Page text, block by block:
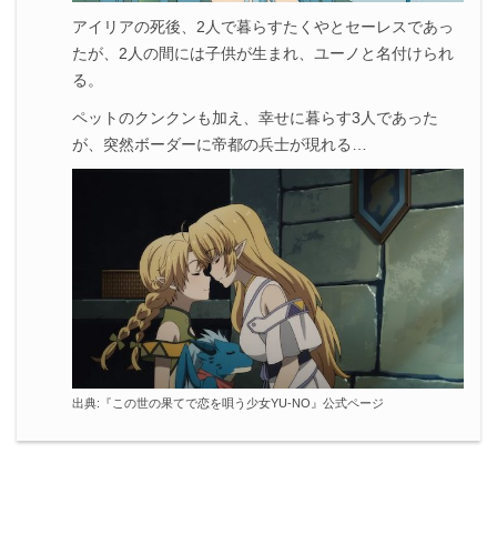
アイリアの死後、2人で暮らすたくやとセーレスであっ
たが、2人の間には子供が生まれ、ユーノと名付けられ
る。
ペットのクンクンも加え、幸せに暮らす3人であった
が、突然ボーダーに帝都の兵士が現れる…
出典: 『この世の果てで恋を唄う少女YU-NO』公式ページ